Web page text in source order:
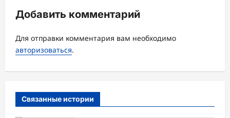
я
з
а
п
и
Добавить комментарий
Для отправки комментария вам необходимо
авторизоваться.
Связанные истории